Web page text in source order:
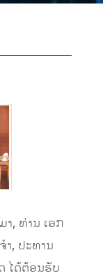
າ, ທ່ານ ເອກ
ຳ, ປະທານ
ໄດ້ຕ້ອນຮັບ